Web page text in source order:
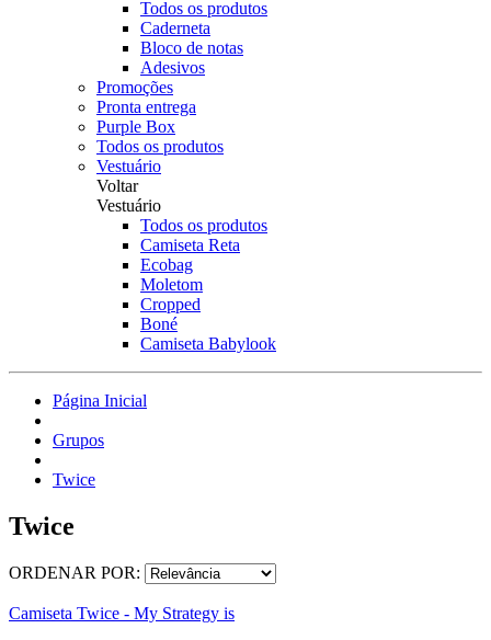
Todos os produtos
Caderneta
Bloco de notas
Adesivos
Promoções
Pronta entrega
Purple Box
Todos os produtos
Vestuário
Voltar
Vestuário
Todos os produtos
Camiseta Reta
Ecobag
Moletom
Cropped
Boné
Camiseta Babylook
Página Inicial
Grupos
Twice
Twice
ORDENAR POR:
Camiseta Twice - My Strategy is